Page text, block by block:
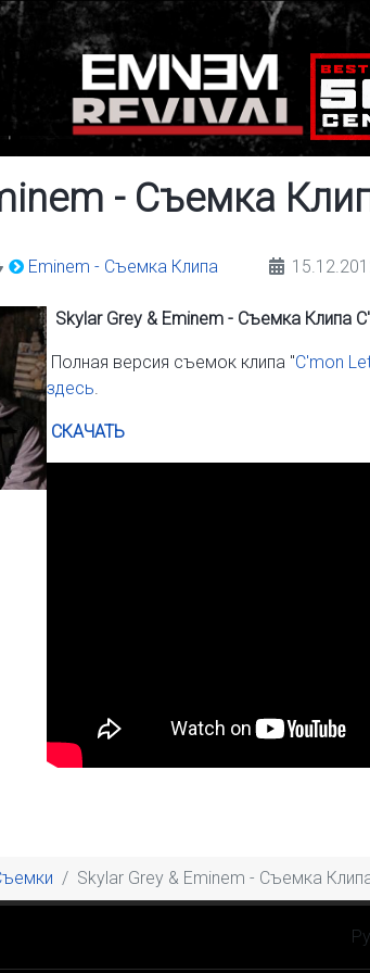
- Съемка
Eminem - Съемка Клипа
Skylar Grey & Eminem - Съемка Клипа
Полная версия съемок клипа "C'mon
здесь.
СКАЧАТЬ
Skylar Grey & Eminem - Съемка